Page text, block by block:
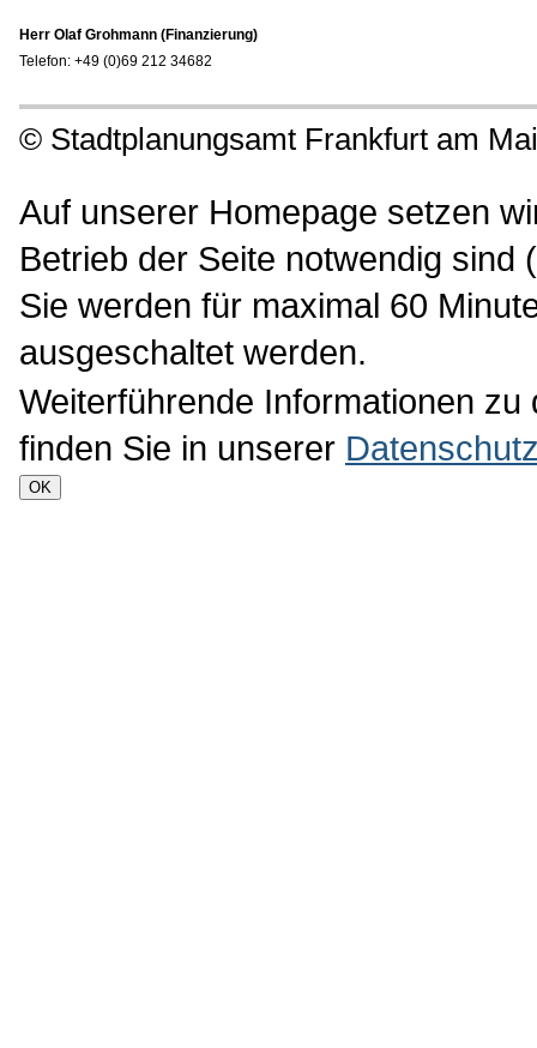
Herr Olaf Grohmann (Finanzierung)
Telefon: +49 (0)69 212 34682
© Stadtplanungsamt Frankfurt am
Auf unserer Homepage setzen
Betrieb der Seite notwendig
Sie werden für maximal 60
ausgeschaltet werden.
Weiterführende Informationen
finden Sie in unserer
OK